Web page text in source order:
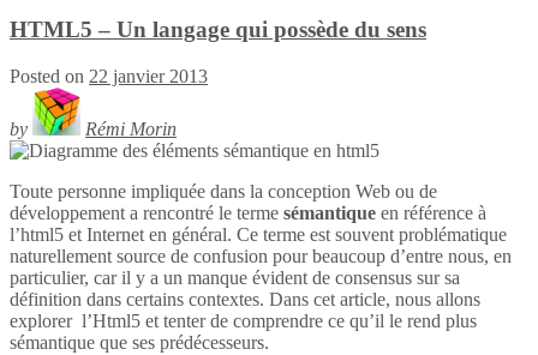
HTML5 – Un langage qui possède du sens
Posted on 22 janvier 2013
by Rémi Morin
Toute personne impliquée dans la conception Web ou de
développement a rencontré le terme sémantique en référence à
l’html5 et Internet en général. Ce terme est souvent problématique
naturellement source de confusion pour beaucoup d’entre nous, en
particulier, car il y a un manque évident de consensus sur sa
définition dans certains contextes. Dans cet article, nous allons
explorer l’Html5 et tenter de comprendre ce qu’il le rend plus
sémantique que ses prédécesseurs.